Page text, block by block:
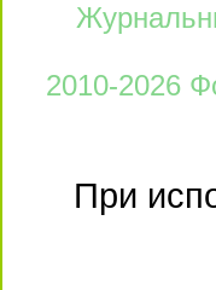
2010-2026
При